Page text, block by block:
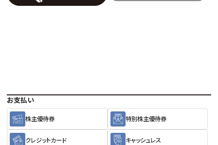
お支払い
株主優待券 特別株主優待券
クレジットカード キャッシュレス